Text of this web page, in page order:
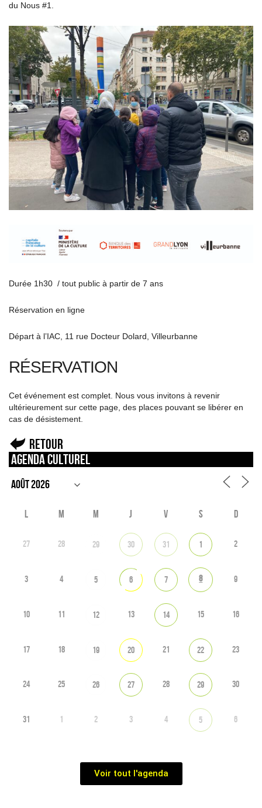
du Nous #1.
Durée 1h30 / tout public à partir de 7 ans
Réservation en ligne
Départ à l’IAC, 11 rue Docteur Dolard, Villeurbanne
RÉSERVATION
Cet événement est complet. Nous vous invitons à revenir
ultérieurement sur cette page, des places pouvant se libérer en
cas de désistement.
Retour
Agenda culturel
L M M J V S D
27 28 29 30 31 1 2
3 4 5 6 7 8 9
10 11 12 13 14 15 16
17 18 19 20 21 22 23
24 25 26 27 28 29 30
31 1 2 3 4 5 6
Voir tout l'agenda